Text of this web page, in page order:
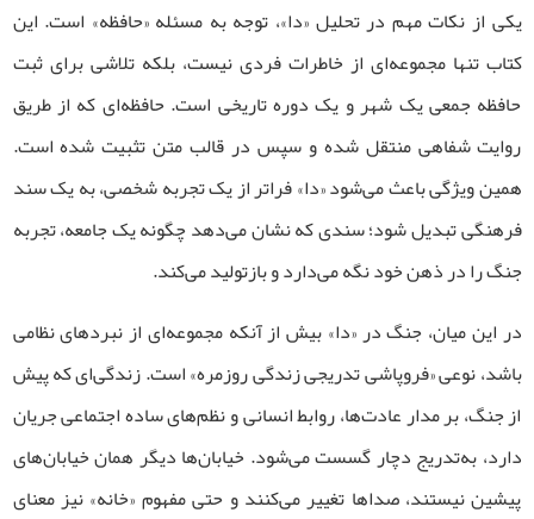
یکی از نکات مهم در تحلیل «دا»، توجه به مسئله «حافظه» است. این
کتاب تنها مجموعه‌ای از خاطرات فردی نیست، بلکه تلاشی برای ثبت
حافظه جمعی یک شهر و یک دوره تاریخی است. حافظه‌ای که از طریق
روایت شفاهی منتقل شده و سپس در قالب متن تثبیت شده است.
همین ویژگی باعث می‌شود «دا» فراتر از یک تجربه شخصی، به یک سند
فرهنگی تبدیل شود؛ سندی که نشان می‌دهد چگونه یک جامعه، تجربه
جنگ را در ذهن خود نگه می‌دارد و بازتولید می‌کند.
در این میان، جنگ در «دا» بیش از آنکه مجموعه‌ای از نبردهای نظامی
باشد، نوعی «فروپاشی تدریجی زندگی روزمره» است. زندگی‌ای که پیش
از جنگ، بر مدار عادت‌ها، روابط انسانی و نظم‌های ساده اجتماعی جریان
دارد، به‌تدریج دچار گسست می‌شود. خیابان‌ها دیگر همان خیابان‌های
پیشین نیستند، صداها تغییر می‌کنند و حتی مفهوم «خانه» نیز معنای